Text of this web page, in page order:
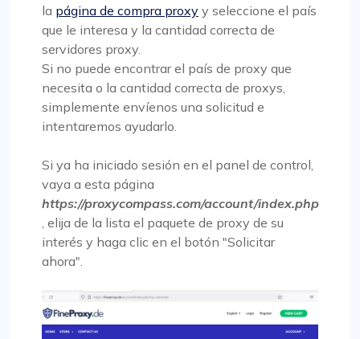
la página de compra proxy y seleccione el país
que le interesa y la cantidad correcta de
servidores proxy.
Si no puede encontrar el país de proxy que
necesita o la cantidad correcta de proxys,
simplemente envíenos una solicitud e
intentaremos ayudarlo.
Si ya ha iniciado sesión en el panel de control,
vaya a esta página
https://proxycompass.com/account/index.php
, elija de la lista el paquete de proxy de su
interés y haga clic en el botón "Solicitar
ahora".